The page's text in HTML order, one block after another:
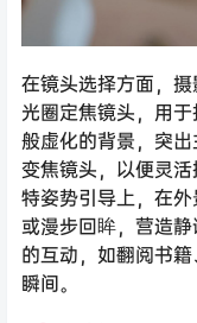
在镜头选择方面，
光圈定焦镜头，用
般虚化的背景，突
变焦镜头，以便灵
特姿势引导上，在
或漫步回眸，营造
的互动，如翻阅书
瞬间。